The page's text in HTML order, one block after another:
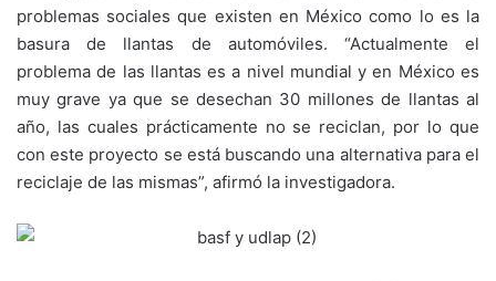
problemas sociales que existen en México como lo es la
basura de llantas de automóviles. “Actualmente el
problema de las llantas es a nivel mundial y en México es
muy grave ya que se desechan 30 millones de llantas al
año, las cuales prácticamente no se reciclan, por lo que
con este proyecto se está buscando una alternativa para el
reciclaje de las mismas”, afirmó la investigadora.